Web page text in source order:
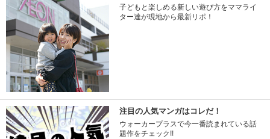
子どもと楽しめる新しい遊び方をママライ
ター達が現地から最新リポ！
注目の人気マンガはコレだ！
ウォーカープラスで今一番読まれている話
題作をチェック!!